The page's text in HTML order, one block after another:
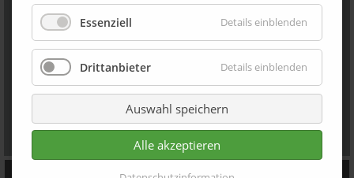
Bitte beachten sie unsere Datenschutzinformationen:
Datenschutzerklärung
Impressum
Für die Verarbeitung meiner Daten gebe ich mein
Einverständnis.
Absenden
Essenziell Details einblenden
Drittanbieter Details einblenden
Auswahl speichern
Alle akzeptieren